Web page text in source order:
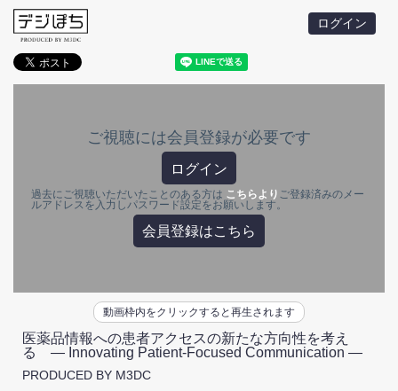
ログイン
ご視聴には会員登録が必要です
ログイン
過去にご視聴いただいたことのある方は こちらより ご登録済みのメー
ルアドレスを入力しパスワード設定をお願いします。
会員登録はこちら
動画枠内をクリックすると再生されます
医薬品情報への患者アクセスの新たな方向性を考え
る ― Innovating Patient-Focused Communication ―
PRODUCED BY M3DC